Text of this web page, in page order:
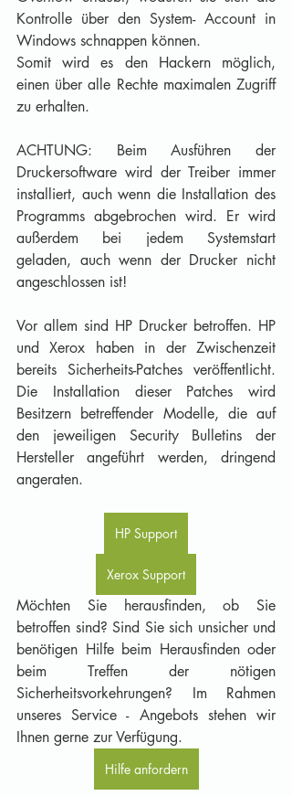
Kontrolle über den System- Account in
Windows schnappen können.
Somit wird es den Hackern möglich,
einen über alle Rechte maximalen Zugriff
zu erhalten.
ACHTUNG: Beim Ausführen der
Druckersoftware wird der Treiber immer
installiert, auch wenn die Installation des
Programms abgebrochen wird. Er wird
außerdem bei jedem Systemstart
geladen, auch wenn der Drucker nicht
angeschlossen ist!
Vor allem sind HP Drucker betroffen. HP
und Xerox haben in der Zwischenzeit
bereits Sicherheits-Patches veröffentlicht.
Die Installation dieser Patches wird
Besitzern betreffender Modelle, die auf
den jeweiligen Security Bulletins der
Hersteller angeführt werden, dringend
angeraten.
HP Support
Xerox Support
Möchten Sie herausfinden, ob Sie
betroffen sind? Sind Sie sich unsicher und
benötigen Hilfe beim Herausfinden oder
beim Treffen der nötigen
Sicherheitsvorkehrungen? Im Rahmen
unseres Service - Angebots stehen wir
Ihnen gerne zur Verfügung.
Hilfe anfordern